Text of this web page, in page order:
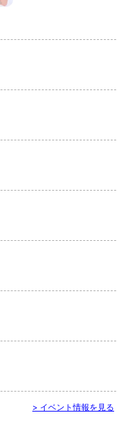
> イベント情報を見る